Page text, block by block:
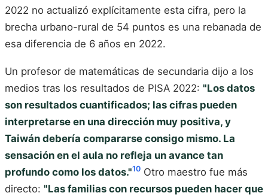
2022 no actualizó explícitamente esta cifra, pero la
brecha urbano-rural de 54 puntos es una rebanada de
esa diferencia de 6 años en 2022.
Un profesor de matemáticas de secundaria dijo a los
medios tras los resultados de PISA 2022: "Los datos
son resultados cuantificados; las cifras pueden
interpretarse en una dirección muy positiva, y
Taiwán debería compararse consigo mismo. La
sensación en el aula no refleja un avance tan
profundo como los datos."10 Otro maestro fue más
directo: "Las familias con recursos pueden hacer que